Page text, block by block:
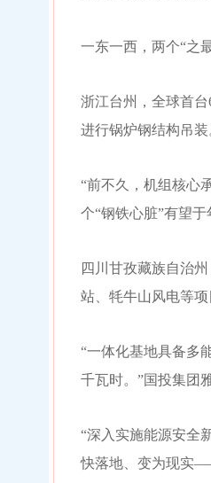
一东一西，两个“之
浙江台州，全球首
进行锅炉钢结构吊装
“前不久，机组核心
个“钢铁心脏”有望
四川甘孜藏族自治
站、牦牛山风电等
“一体化基地具备多
千瓦时。”国投集团
“深入实施能源安全
快落地、变为现实